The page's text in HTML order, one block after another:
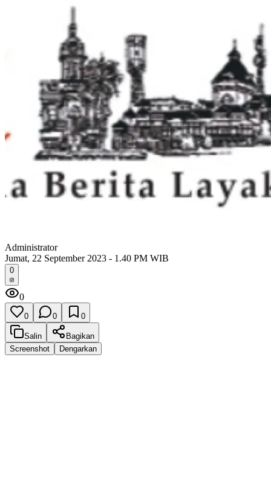
Administrator
Jumat, 22 September 2023 - 1.40 PM WIB
0
0
0 0 0
Salin
Bagikan
Screenshot
Dengarkan